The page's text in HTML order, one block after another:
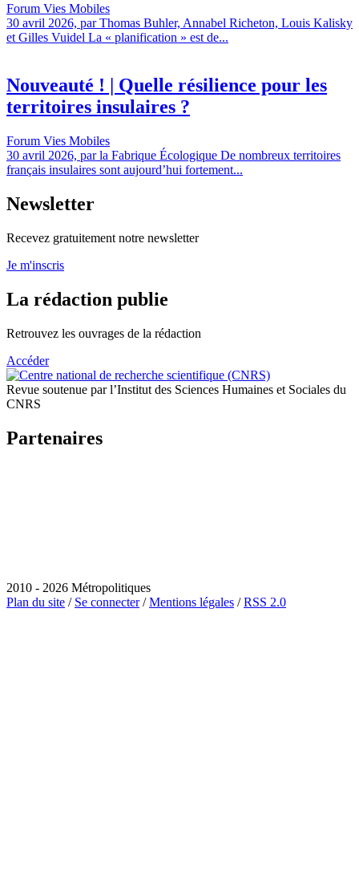
Forum Vies Mobiles
30 avril 2026, par Thomas Buhler, Annabel Richeton, Louis Kalisky
et Gilles Vuidel La « planification » est de...
Nouveauté ! | Quelle résilience pour les
territoires insulaires ?
Forum Vies Mobiles
30 avril 2026, par la Fabrique Écologique De nombreux territoires
français insulaires sont aujourd’hui fortement...
Newsletter
Recevez gratuitement notre newsletter
Je m'inscris
La rédaction publie
Retrouvez les ouvrages de la rédaction
Accéder
Revue soutenue par l’Institut des Sciences Humaines et Sociales du
CNRS
Partenaires
2010 - 2026 Métropolitiques
Plan du site / Se connecter/Mentions légales /RSS 2.0